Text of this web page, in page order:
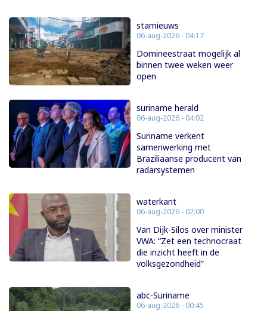
starnieuws
06-aug-2026 - 04:17
Domineestraat mogelijk al
binnen twee weken weer
open
suriname herald
06-aug-2026 - 04:02
Suriname verkent
samenwerking met
Braziliaanse producent van
radarsystemen
waterkant
06-aug-2026 - 02:00
Van Dijk-Silos over minister
VWA: “Zet een technocraat
die inzicht heeft in de
volksgezondheid”
abc-Suriname
06-aug-2026 - 00:45